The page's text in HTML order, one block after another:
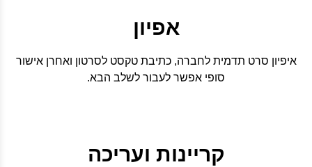
אפיון
איפיון סרט תדמית לחברה, כתיבת טקסט לסרטון ואחרן אישור
סופי אפשר לעבור לשלב הבא.
קריינות ועריכה